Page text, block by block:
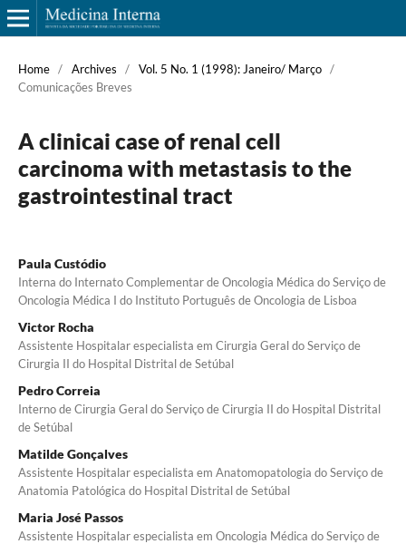
Home / Archives / Vol. 5 No. 1 (1998): Janeiro/ Março /
Comunicações Breves
A clinicai case of renal cell
carcinoma with metastasis to the
gastrointestinal tract
Paula Custódio
Interna do Internato Complementar de Oncologia Médica do Serviço de
Oncologia Médica I do Instituto Português de Onco­logia de Lisboa
Victor Rocha
Assistente Hospitalar especialista em Cirurgia Geral do Ser­viço de
Cirurgia II do Hospital Distrital de Setúbal
Pedro Correia
Interno de Cirurgia Geral do Serviço de Cirurgia II do Hos­pital Distrital
de Setúbal
Matilde Gonçalves
Assistente Hospitalar especialista em Anatomopatologia do Serviço de
Anatomia Patológica do Hospital Distrital de Setúbal
Maria José Passos
Assistente Hospitalar especialista em Oncologia Médica do Serviço de